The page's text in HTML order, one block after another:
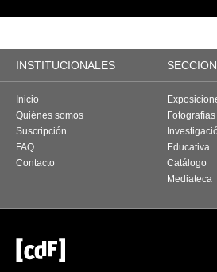
INSTITUCIONALES
Inicio
Quiénes somos
Suscripción
FAQ
Contacto
Educativa
Catálogo
Mediateca